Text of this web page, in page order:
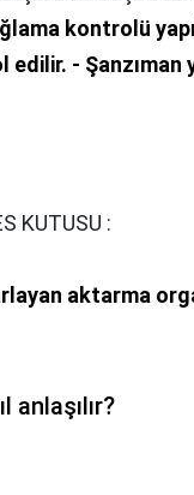
kontrolü
edilir. -
KUTUSU :
aktarma
anlaşılır?